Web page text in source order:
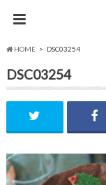
HOME DSC03254
DSC03254